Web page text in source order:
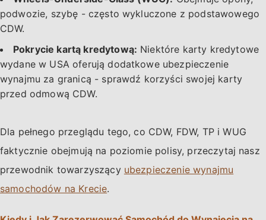
podwozie, szybę - często wykluczone z podstawowego
CDW.
Pokrycie kartą kredytową: Niektóre karty kredytowe
wydane w USA oferują dodatkowe ubezpieczenie
wynajmu za granicą - sprawdź korzyści swojej karty
przed odmową CDW.
Dla pełnego przeglądu tego, co CDW, FDW, TP i WUG
faktycznie obejmują na poziomie polisy, przeczytaj nasz
przewodnik towarzyszący ubezpieczenie wynajmu
samochodów na Krecie.